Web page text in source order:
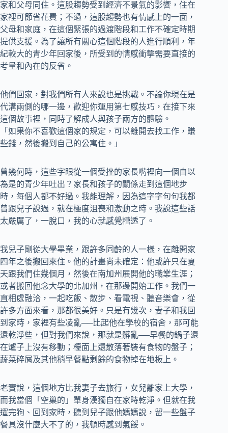
家和父母同住。這股趨勢受到經濟不景氣的影響，住在
家裡可節省花費；不過，這股趨勢也有情感上的一面，
父母和家庭，在這個緊張的過渡階段和工作不確定時期
提供支援。為了讓所有關心這個階段的人進行順利，年
紀較大的青少年回家後，所受到的情感衝擊需要直接的
考量和內在的反省。
他們回家，對我們所有人來說也是挑戰。不論你現在是
代溝兩側的哪一邊，歡迎你運用第七感技巧，在接下來
這個故事裡，同時了解成人與孩子兩方的體驗。
「如果你不喜歡這個家的規定，可以離開去找工作，賺
些錢，然後搬到自己的公寓住。」
曾幾何時，這些字眼從一個受挫的家長嘴裡向一個自以
為是的青少年吐出？家長和孩子的關係走到這個地步
時，每個人都不好過。我能理解，因為這字字句句我都
曾跟兒子說過，就在極度沮喪和激動之時。我說這些話
太嚴厲了，一脫口，我的心就感覺糟透了。
我兒子剛從大學畢業，跟許多同齡的人一樣，在離開家
四年之後搬回來住。他的計畫尚未確定：他或許只在夏
天跟我們住幾個月，然後在南加州展開他的職業生涯；
或者搬回他念大學的北加州，在那邊開始工作。我們一
直相處融洽，一起吃飯、散步、看電視、聽音樂會，從
許多方面來看，那都很美好。只是有幾次，妻子和我回
到家時，家裡有些凌亂──比起他在學校的宿舍，那可能
還乾淨些，但對我們來說，那就是髒亂──早餐的鍋子還
在爐子上沒有移動；檯面上還散落著裝有食物的盤子；
蔬菜碎屑及其他稍早餐點剩餘的食物掉在地板上。
老實說，這個地方比我妻子去旅行，女兒離家上大學，
而我當個「空巢的」單身漢獨自在家時乾淨。但就在我
遛完狗、回到家時，聽到兒子跟他媽媽說，留一些盤子
餐具沒什麼大不了的，我頓時感到氣餒。